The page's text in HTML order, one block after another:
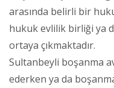
arasında belirli bir
hukuk evlilik birliği ya
ortaya çıkmaktadır.
Sultanbeyli boşanma
ederken ya da